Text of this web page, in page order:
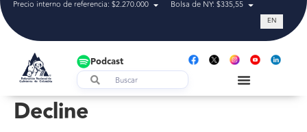
Precio interno de referencia: $2.270.000 Bolsa de NY: $335,55 Tasa de
EN
Podcast
Decline